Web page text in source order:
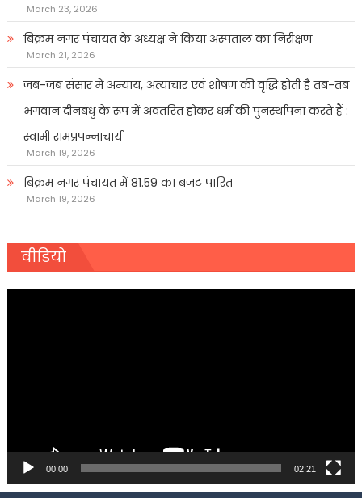
March 23, 2026
बिक्रम नगर पंचायत के अध्यक्ष ने किया अस्पताल का निरीक्षण
March 21, 2026
जब-जब संसार में अन्याय, अत्याचार एवं शोषण की वृद्धि होती है तब-तब
भगवान दीनबंधु के रूप में अवतरित होकर धर्म की पुनर्स्थापना करते हैं :
स्वामी रामप्रपन्नाचार्य
March 19, 2026
बिक्रम नगर पंचायत में 81.59 का बजट पारित
March 19, 2026
वीडियो
00:00 02:21